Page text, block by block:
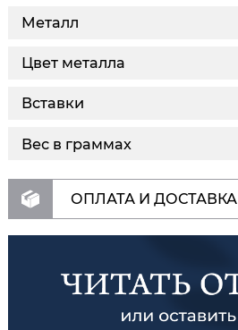
Металл
Цвет металла
Вставки
Вес в граммах
ОПЛАТА И ДОСТАВКА